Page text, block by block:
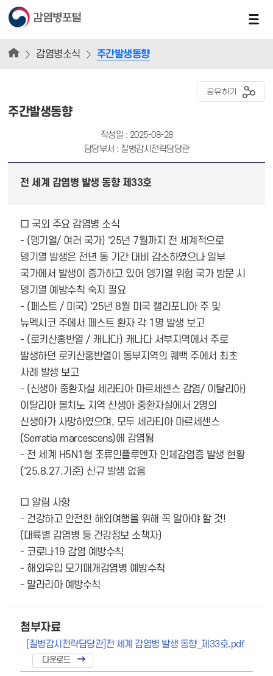
감염병소식 주간발생동향
공유하기
주간발생동향
작성일 : 2025-08-28
담당부서 : 질병감시전략담당관
전 세계 감염병 발생 동향 제33호
□ 국외 주요 감염병 소식
- (뎅기열/ 여러 국가) '25년 7월까지 전 세계적으로
뎅기열 발생은 전년 동 기간 대비 감소하였으나 일부
국가에서 발생이 증가하고 있어 뎅기열 위험 국가 방문 시
뎅기열 예방수칙 숙지 필요
- (페스트 / 미국) '25년 8월 미국 캘리포니아 주 및
뉴멕시코 주에서 페스트 환자 각 1명 발생 보고
- (로키산홍반열 / 캐나다) 캐나다 서부지역에서 주로
발생하던 로키산홍반열이 동부지역의 퀘백 주에서 최초
사례 발생 보고
- (신생아 중환자실 세라티아 마르세센스 감염/ 이탈리아)
이탈리아 볼치노 지역 신생아 중환자실에서 2명의
신생아가 사망하였으며, 모두 세라티아 마르세센스
(Serratia marcescens)에 감염됨
- 전 세계 H5N1형 조류인플루엔자 인체감염증 발생 현황
('25.8.27.기준) 신규 발생 없음
□ 알림 사항
- 건강하고 안전한 해외여행을 위해 꼭 알아야 할 것!
(대륙별 감염병 등 건강정보 소책자)
- 코로나19 감염 예방수칙
- 해외유입 모기매개감염병 예방수칙
- 말라리아 예방수칙
첨부자료
[질병감시전략담당관]전 세계 감염병 발생 동향_제33호.pdf